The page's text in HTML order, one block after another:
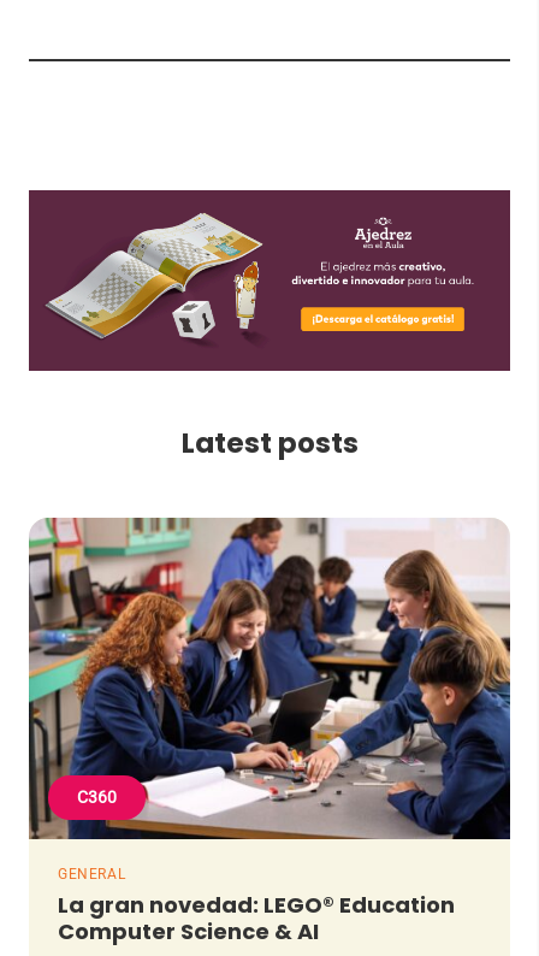
Latest posts
C360
GENERAL
La gran novedad: LEGO® Education
Computer Science & AI